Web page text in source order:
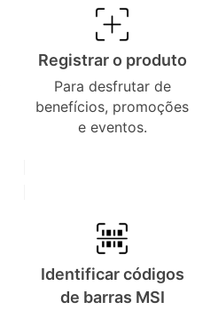
Registrar o produto
Para desfrutar de
benefícios, promoções
e eventos.
Identificar códigos
de barras MSI